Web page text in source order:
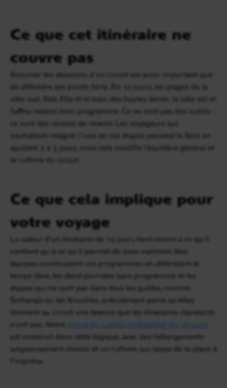
Ce que cet itinéraire ne
couvre pas
Assumer les absences d’un circuit est aussi important que
de défendre ses points forts. En 10 jours, les plages de la
côte sud, Yala, Ella et le train des hautes terres, la côte est et
Jaffna restent hors programme. Ce ne sont pas des oublis :
ce sont des raisons de revenir. Les voyageurs qui
souhaitent intégrer l’une de ces étapes peuvent le faire en
ajustant 2 à 3 jours, mais cela modifie l’équilibre général et
le rythme du circuit.
Ce que cela implique pour
votre voyage
La valeur d’un itinéraire de 10 jours tient moins à ce qu’il
contient qu’à ce qu’il permet de vivre vraiment. Nos
équipes construisent ces programmes en défendant le
temps libre, les demi-journées sans programme et les
étapes qui ne sont pas dans tous les guides, comme
Sinharaja ou les Knuckles, précisément parce qu’elles
donnent au circuit une texture que les itinéraires standards
n’ont pas. Notre
circuit Sri Lanka confidentiel en 10 jours
est construit dans cette logique, avec des hébergements
soigneusement choisis et un rythme qui laisse de la place à
l’imprévu.